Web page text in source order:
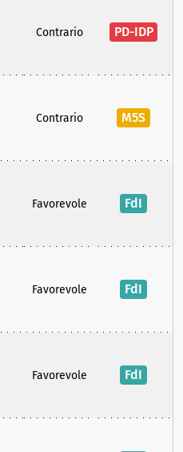
Contrario PD-IDP
Contrario M5S
Favorevole FdI
Favorevole FdI
Favorevole FdI